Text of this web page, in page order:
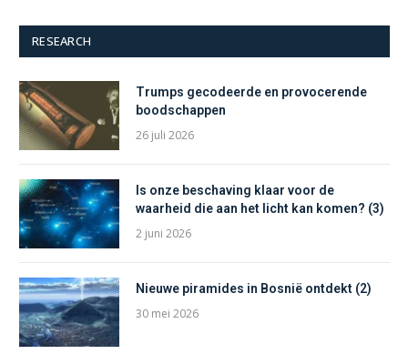
RESEARCH
Trumps gecodeerde en provocerende
boodschappen
26 juli 2026
Is onze beschaving klaar voor de
waarheid die aan het licht kan komen? (3)
2 juni 2026
Nieuwe piramides in Bosnië ontdekt (2)
30 mei 2026